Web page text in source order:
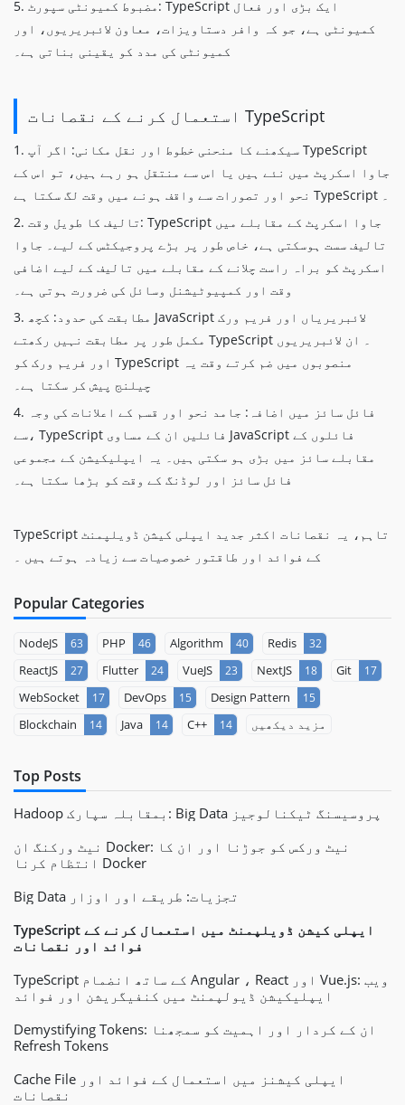
5. مضبوط کمیونٹی سپورٹ: TypeScript ایک بڑی اور فعال
کمیونٹی ہے، جو کہ وافر دستاویزات، معاون لائبریریوں، اور
کمیونٹی کی مدد کو یقینی بناتی ہے۔
استعمال کرنے کے نقصانات TypeScript
1. سیکھنے کا منحنی خطوط اور نقل مکانی: اگر آپ TypeScript
جاوا اسکرپٹ میں نئے ہیں یا اس سے منتقل ہو رہے ہیں، تو اس کے
نحو اور تصورات سے واقف ہونے میں وقت لگ سکتا ہے TypeScript ۔
2. تالیف کا طویل وقت: TypeScript جاوا اسکرپٹ کے مقابلے میں
تالیف سست ہوسکتی ہے، خاص طور پر بڑے پروجیکٹس کے لیے۔ جاوا
اسکرپٹ کو براہ راست چلانے کے مقابلے میں تالیف کے لیے اضافی
وقت اور کمپیوٹیشنل وسائل کی ضرورت ہوتی ہے۔
3. مطابقت کی حدود: کچھ JavaScript لائبریریاں اور فریم ورک
مکمل طور پر مطابقت نہیں رکھتے TypeScript ۔ ان لائبریریوں
اور فریم ورک کو TypeScript منصوبوں میں ضم کرتے وقت یہ
چیلنج پیش کر سکتا ہے۔
4. فائل سائز میں اضافہ: جامد نحو اور قسم کے اعلانات کی وجہ
سے، TypeScript فائلیں ان کے مساوی JavaScript فائلوں کے
مقابلے سائز میں بڑی ہو سکتی ہیں۔ یہ ایپلیکیشن کے مجموعی
فائل سائز اور لوڈنگ کے وقت کو بڑھا سکتا ہے۔
TypeScript تاہم، یہ نقصانات اکثر جدید ایپلی کیشن ڈویلپمنٹ
کے فوائد اور طاقتور خصوصیات سے زیادہ ہوتے ہیں ۔
Popular Categories
NodeJS 63 PHP 46 Algorithm 40 Redis 32
ReactJS 27 Flutter 24 VueJS 23 NextJS 18 Git 17
WebSocket 17 DevOps 15 Design Pattern 15
Blockchain 14 Java 14 C++ 14 مزید دیکھیں
Top Posts
Hadoop بمقابلہ سپارک: Big Data پروسیسنگ ٹیکنالوجیز
نیٹ ورکنگ ان Docker: نیٹ ورکس کو جوڑنا اور ان کا
انتظام کرنا Docker
Big Data تجزیات: طریقے اور اوزار
TypeScript ایپلی کیشن ڈویلپمنٹ میں استعمال کرنے کے
فوائد اور نقصانات
TypeScript کے ساتھ انضمام Angular ، React اور Vue.js: ویب
ایپلیکیشن ڈیولپمنٹ میں کنفیگریشن اور فوائد
Demystifying Tokens: ان کے کردار اور اہمیت کو سمجھنا
Refresh Tokens
Cache File ایپلی کیشنز میں استعمال کے فوائد اور
نقصانات